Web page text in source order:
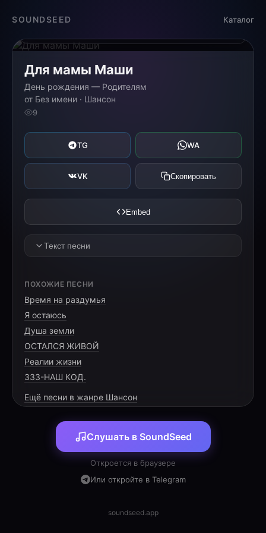
SOUNDSEED Каталог
Для мамы Маши
День рождения — Родителям
от Без имени · Шансон
9
TG WA
VK Скопировать
Embed
Текст песни
В огороде опять ты, родная, с утра,
Ноги ноют к закату, отдохнуть бы пора.
А картошка стеной, выше маминых плеч,
[CHORUS]
Мы скучаем, родная, и к сердцу прижмём,
Всю заботу и радость тебе принесём.
Сергей и Маруся, Матвей, Лизавета,
Желают тебе только доброго света.
Всю заботу и радость тебе принесём.
ПОХОЖИЕ ПЕСНИ
Время на раздумья
Я остаюсь
Душа земли
ОСТАЛСЯ ЖИВОЙ
Реалии жизни
333-НАШ КОД.
Ещё песни в жанре Шансон
Слушать в SoundSeed
Откроется в браузере
Или откройте в Telegram
soundseed.app